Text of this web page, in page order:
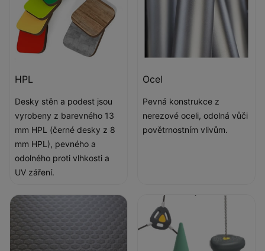
HPL
Desky stěn a podest jsou
vyrobeny z barevného 13
mm HPL (černé desky z 8
mm HPL), pevného a
odolného proti vlhkosti a
UV záření.
Ocel
Pevná konstrukce z
nerezové oceli, odolná vůči
povětrnostním vlivům.